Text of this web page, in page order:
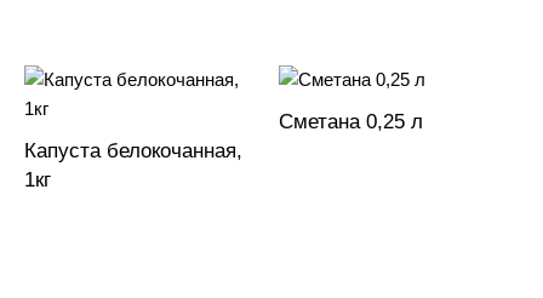
Капуста белокочанная,
1кг
Сметана 0,25 л